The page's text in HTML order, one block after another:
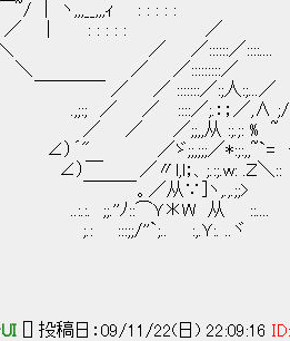
￣~/ | ヽ,,,__,,,ｨ : : : :
_ ／ | : : : : :
＼ ／ ／::::::／
／:::::::::
:::::::／:;人:;...／
／;.：；／,∧ ;/
从 :;.;: % ~
*:;:,,~`= ＜やらない
；、;.:;.w: .Ｚ＼::
从∵]ヽ,.,.;;>
Ｙ＊W 从 ::....
:,.Ｙ:. ..ヾ
[] 投稿日：09/11/22(日) 22:09:16 ID: